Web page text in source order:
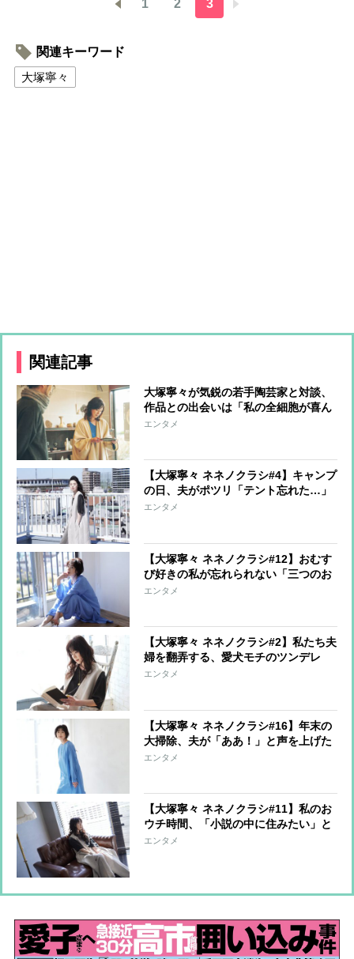
1 2 3
関連キーワード
大塚寧々
関連記事
大塚寧々が気鋭の若手陶芸家と対談、
作品との出会いは「私の全細胞が喜ん
でいた」
エンタメ
【大塚寧々 ネネノクラシ#4】キャンプ
の日、夫がポツリ「テント忘れた…」
エンタメ
【大塚寧々 ネネノクラシ#12】おむす
び好きの私が忘れられない「三つのお
むすび」
エンタメ
【大塚寧々 ネネノクラシ#2】私たち夫
婦を翻弄する、愛犬モチのツンデレ
エンタメ
【大塚寧々 ネネノクラシ#16】年末の
大掃除、夫が「ああ！」と声を上げた
ワケ
エンタメ
【大塚寧々 ネネノクラシ#11】私のお
ウチ時間、「小説の中に住みたい」と
思った時代小説
エンタメ